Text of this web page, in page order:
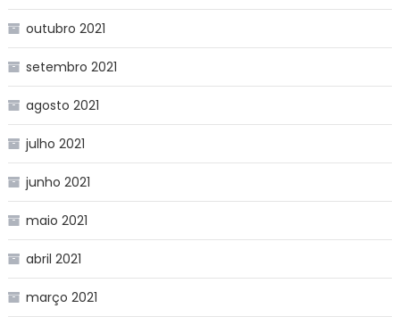
outubro 2021
setembro 2021
agosto 2021
julho 2021
junho 2021
maio 2021
abril 2021
março 2021